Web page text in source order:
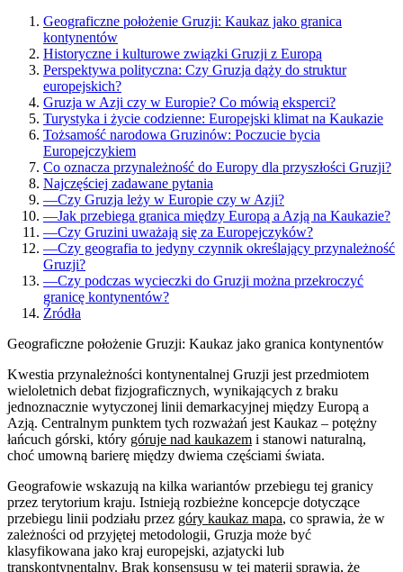
Geograficzne położenie Gruzji: Kaukaz jako granica
kontynentów
Historyczne i kulturowe związki Gruzji z Europą
Perspektywa polityczna: Czy Gruzja dąży do struktur
europejskich?
Gruzja w Azji czy w Europie? Co mówią eksperci?
Turystyka i życie codzienne: Europejski klimat na Kaukazie
Tożsamość narodowa Gruzinów: Poczucie bycia
Europejczykiem
Co oznacza przynależność do Europy dla przyszłości Gruzji?
Najczęściej zadawane pytania
—Czy Gruzja leży w Europie czy w Azji?
—Jak przebiega granica między Europą a Azją na Kaukazie?
—Czy Gruzini uważają się za Europejczyków?
—Czy geografia to jedyny czynnik określający przynależność
Gruzji?
—Czy podczas wycieczki do Gruzji można przekroczyć
granicę kontynentów?
Źródła
Geograficzne położenie Gruzji: Kaukaz jako granica kontynentów
Kwestia przynależności kontynentalnej Gruzji jest przedmiotem
wieloletnich debat fizjograficznych, wynikających z braku
jednoznacznie wytyczonej linii demarkacyjnej między Europą a
Azją. Centralnym punktem tych rozważań jest Kaukaz – potężny
łańcuch górski, który góruje nad kaukazem i stanowi naturalną,
choć umowną barierę między dwiema częściami świata.
Geografowie wskazują na kilka wariantów przebiegu tej granicy
przez terytorium kraju. Istnieją rozbieżne koncepcje dotyczące
przebiegu linii podziału przez góry kaukaz mapa, co sprawia, że w
zależności od przyjętej metodologii, Gruzja może być
klasyfikowana jako kraj europejski, azjatycki lub
transkontynentalny. Brak konsensusu w tej materii sprawia, że